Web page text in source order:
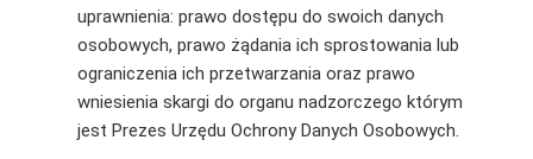
uprawnienia: prawo dostępu do swoich danych
osobowych, prawo żądania ich sprostowania lub
ograniczenia ich przetwarzania oraz prawo
wniesienia skargi do organu nadzorczego którym
jest Prezes Urzędu Ochrony Danych Osobowych.